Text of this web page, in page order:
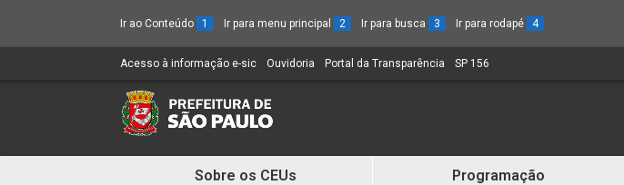
Ir ao Conteúdo 1 Ir para menu principal 2 Ir para busca 3 Ir para rodapé 4
Acesso à informação e-sic (Link
um
novo
Ouvidoria (Link
Portal da Transparência (Link
SP 156
Sobre os CEUs Programação